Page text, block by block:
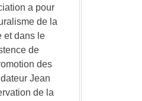
a pour
de la
et dans le
de
des
Jean
de la